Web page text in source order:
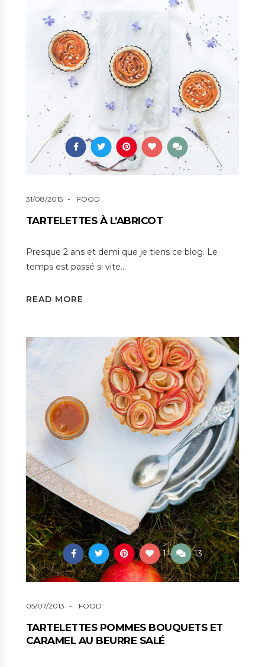
23
31/08/2015 FOOD
TARTELETTES À L’ABRICOT
Presque 2 ans et demi que je tiens ce blog. Le
temps est passé si vite…
READ MORE
1 13
05/07/2013 FOOD
TARTELETTES POMMES BOUQUETS ET
CARAMEL AU BEURRE SALÉ